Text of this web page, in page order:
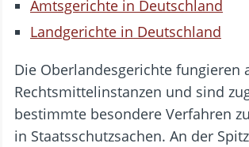
Amtsgerichte in Deutschland
Landgerichte in Deutschland
Die Oberlandesgerichte fungieren
Rechtsmittelinstanzen und sind
bestimmte besondere Verfahren
in Staatsschutzsachen. An der